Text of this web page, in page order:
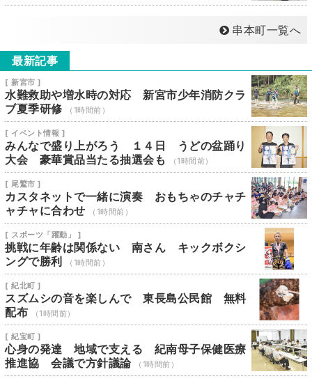
串本町一覧へ
最新記事
[ 新宮市 ]
水難救助や増水時の対応 新宮市少年消防クラ
ブ夏季研修
（1時間前）
[ イベント情報 ]
みんなで盛り上がろう １４日 うどの盆踊り
大会 豪華賞品当たる抽選会も
（1時間前）
[ 尾鷲市 ]
カスタネットで一緒に演奏 おもちゃのチャチ
ャチャに合わせ
（1時間前）
[ スポーツ「躍動」 ]
挑戦に年齢は関係ない 南さん キックボクシ
ングで勝利
（1時間前）
[ 紀北町 ]
スズムシの音を楽しんで 東長島公民館 無料
配布
（1時間前）
[ 紀宝町 ]
心身の発達 地域で支える 紀南母子保健医療
推進協 会議で方針議論
（1時間前）